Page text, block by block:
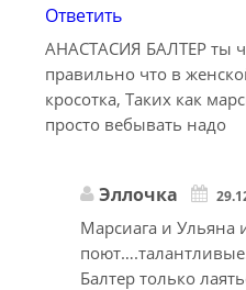
Ответить
АНАСТАСИЯ БАЛТЕР ты
правильно что в
кросотка, Таких как
просто вебывать надо
Эллочка
Марсиага и Ульяна
Балтер только